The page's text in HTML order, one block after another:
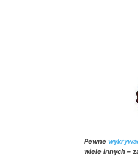
Pewne
wiele innych –